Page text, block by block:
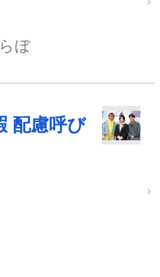
ぼ
配慮呼び